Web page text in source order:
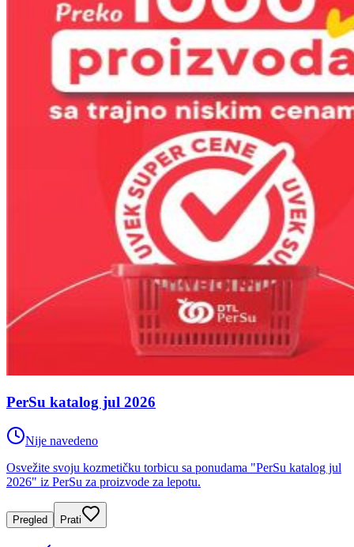
PerSu katalog jul 2026
Nije navedeno
Osvežite svoju kozmetičku torbicu sa ponudama "PerSu katalog jul
2026" iz PerSu za proizvode za lepotu.
Pregled Prati